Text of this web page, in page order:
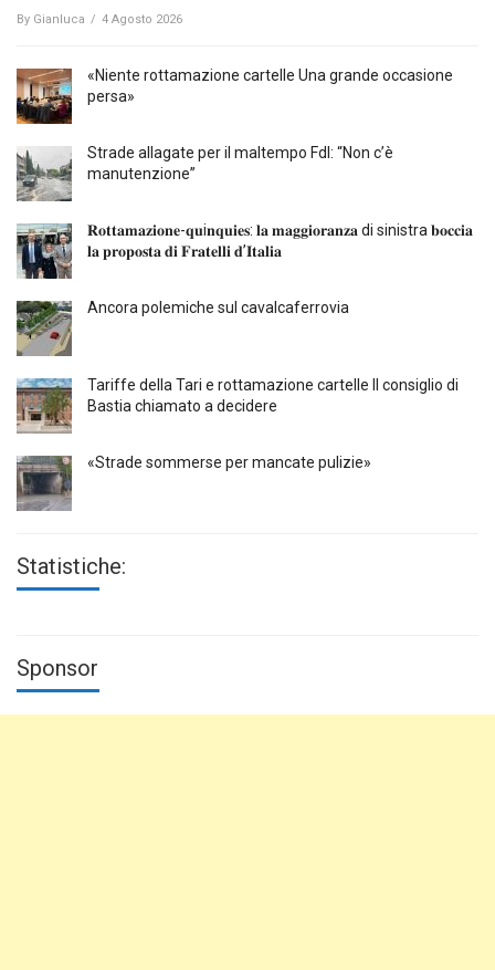
By Gianluca / 4 Agosto 2026
«Niente rottamazione cartelle Una grande occasione
persa»
Strade allagate per il maltempo FdI: “Non c’è
manutenzione”
𝐑𝐨𝐭𝐭𝐚𝐦𝐚𝐳𝐢𝐨𝐧𝐞-𝐪𝐮i𝐧𝐪𝐮𝐢𝐞𝐬: 𝐥𝐚 𝐦𝐚𝐠𝐠𝐢𝐨𝐫𝐚𝐧𝐳𝐚 di sinistra 𝐛𝐨𝐜𝐜𝐢𝐚
𝐥𝐚 𝐩𝐫𝐨𝐩𝐨𝐬𝐭𝐚 𝐝𝐢 𝐅𝐫𝐚𝐭𝐞𝐥𝐥𝐢 𝐝’𝐈𝐭𝐚𝐥𝐢𝐚
Ancora polemiche sul cavalcaferrovia
Tariffe della Tari e rottamazione cartelle Il consiglio di
Bastia chiamato a decidere
«Strade sommerse per mancate pulizie»
Statistiche:
Sponsor